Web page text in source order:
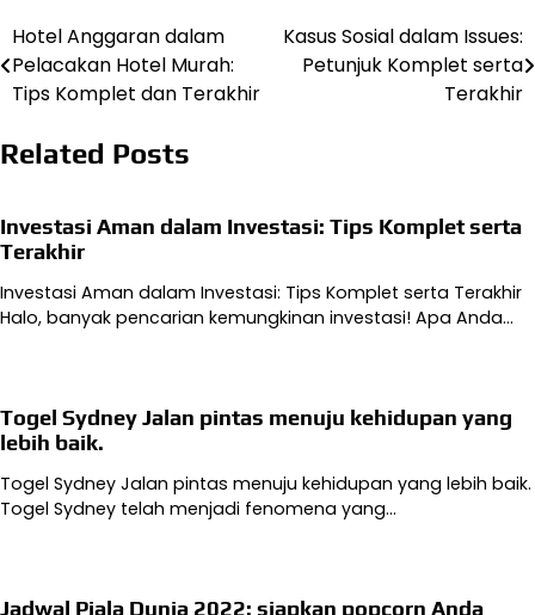
Navigasi
pos
Hotel Anggaran dalam
Pelacakan Hotel Murah:
Tips Komplet dan Terakhir
Kasus Sosial dalam Issues:
Petunjuk Komplet serta
Terakhir
Related Posts
Investasi Aman dalam Investasi: Tips Komplet serta
Terakhir
Investasi Aman dalam Investasi: Tips Komplet serta Terakhir
Halo, banyak pencarian kemungkinan investasi! Apa Anda…
Togel Sydney Jalan pintas menuju kehidupan yang
lebih baik.
Togel Sydney Jalan pintas menuju kehidupan yang lebih baik.
Togel Sydney telah menjadi fenomena yang…
Jadwal Piala Dunia 2022: siapkan popcorn Anda